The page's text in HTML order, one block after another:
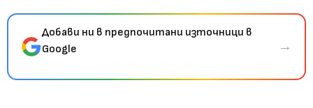
Добави ни в предпочитани източници в
Google
→